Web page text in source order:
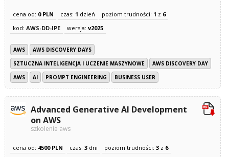
cena od: 0 PLN czas: 1 dzień poziom trudności: 1 z 6
kod: AWS-DD-IPE wersja: v2025
AWS
AWS DISCOVERY DAYS
SZTUCZNA INTELIGENCJA I UCZENIE MASZYNOWE
AWS DISCOVERY DAY
AWS
AI PROMPT ENGINEERING BUSINESS USER
Advanced Generative AI Development
on AWS
szkolenie aws
cena od: 4500 PLN czas: 3dni poziom trudności: 3z 6